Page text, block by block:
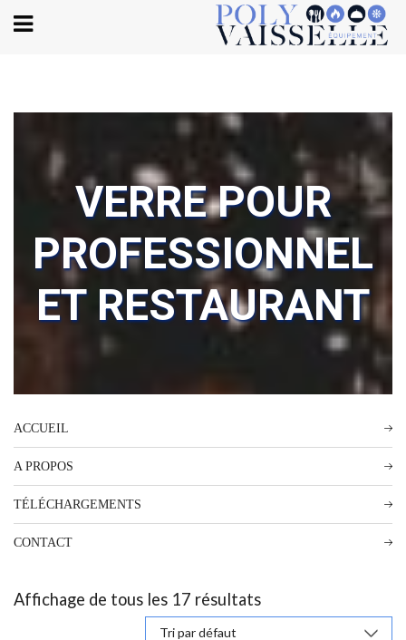
VERRE POUR
PROFESSIONNEL
ET RESTAURANT
ACCUEIL
A PROPOS
TÉLÉCHARGEMENTS
CONTACT
Affichage de tous les 17 résultats